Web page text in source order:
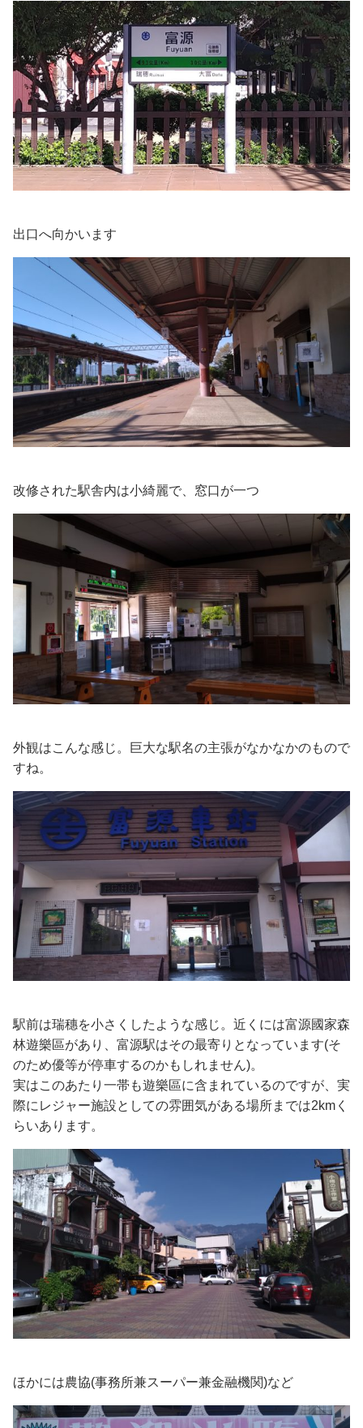
出口へ向かいます
改修された駅舎内は小綺麗で、窓口が一つ
外観はこんな感じ。巨大な駅名の主張がなかなかのもので
すね。
駅前は瑞穗を小さくしたような感じ。近くには富源國家森
林遊樂區があり、富源駅はその最寄りとなっています(そ
のため優等が停車するのかもしれません)。
実はこのあたり一帯も遊樂區に含まれているのですが、実
際にレジャー施設としての雰囲気がある場所までは2kmく
らいあります。
ほかには農協(事務所兼スーパー兼金融機関)など